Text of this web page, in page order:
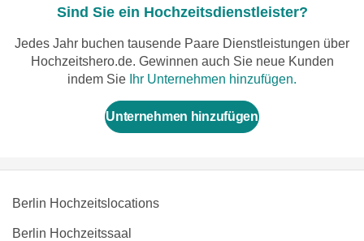
Sind Sie ein Hochzeitsdienstleister?
Jedes Jahr buchen tausende Paare Dienstleistungen über
Hochzeitshero.de. Gewinnen auch Sie neue Kunden
indem Sie Ihr Unternehmen hinzufügen.
Unternehmen hinzufügen
Berlin Hochzeitslocations
Berlin Hochzeitssaal